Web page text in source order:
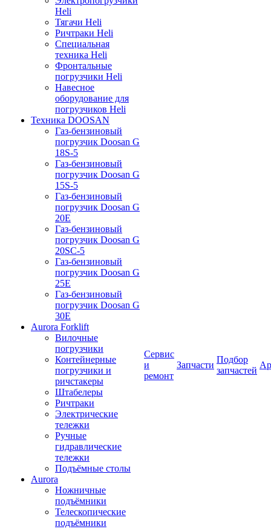
Heli
Тягачи Heli
Ричтраки Heli
Специальная
техника Heli
Фронтальные
погрузчики Heli
Навесное
оборудование для
погрузчиков Heli
Техника DOOSAN
Газ-бензиновый
погрузчик Doosan G
18S-5
Газ-бензиновый
погрузчик Doosan G
15S-5
Газ-бензиновый
погрузчик Doosan G
20E
Газ-бензиновый
погрузчик Doosan G
20SC-5
Газ-бензиновый
погрузчик Doosan G
25E
Газ-бензиновый
погрузчик Doosan G
30E
Aurora Forklift
Вилочные
погрузчики
Контейнерные
погрузчики и
ричстакеры
Штабелеры
Ричтраки
Электрические
тележки
Ручные
гидравлические
тележки
Подъёмные столы
Aurora
Ножничные
подъёмники
Телескопические
подъёмники
Сервис
и
ремонт
Запчасти
Подбор
запчастей